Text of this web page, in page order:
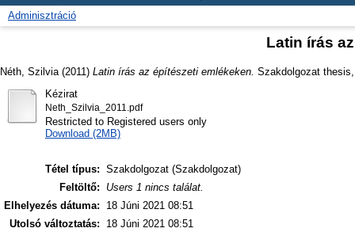
Adminisztráció
Latin írás
Néth, Szilvia (2011) Latin írás az építészeti emlékeken. Szakdolgozat
Kézirat
Neth_Szilvia_2011.pdf
Restricted to Registered users only
Download (2MB)
Tétel típus: Szakdolgozat (Szakdolgozat)
Feltöltő:
Users 1 nincs találat.
Elhelyezés dátuma:
18 Júni 2021 08:51
Utolsó változtatás:
18 Júni 2021 08:51